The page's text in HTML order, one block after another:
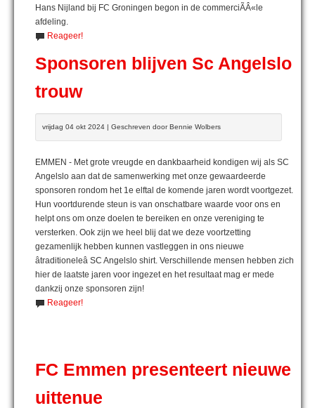
Hans Nijland bij FC Groningen begon in de commerciÃÂ«le
afdeling.
Reageer!
Sponsoren blijven Sc Angelslo
trouw
vrijdag 04 okt 2024 | Geschreven door Bennie Wolbers
EMMEN - Met grote vreugde en dankbaarheid kondigen wij als SC
Angelslo aan dat de samenwerking met onze gewaardeerde
sponsoren rondom het 1e elftal de komende jaren wordt voortgezet.
Hun voortdurende steun is van onschatbare waarde voor ons en
helpt ons om onze doelen te bereiken en onze vereniging te
versterken. Ook zijn we heel blij dat we deze voortzetting
gezamenlijk hebben kunnen vastleggen in ons nieuwe
âtraditioneleâ SC Angelslo shirt. Verschillende mensen hebben zich
hier de laatste jaren voor ingezet en het resultaat mag er mede
dankzij onze sponsoren zijn!
Reageer!
FC Emmen presenteert nieuwe
uittenue